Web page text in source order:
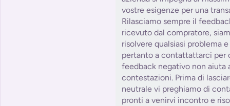
vostre esigenze per una
Rilasciamo sempre il
ricevuto dal compratore,
risolvere qualsiasi problema
pertanto a contattattarci per
feedback negativo non aiuta
contestazioni. Prima di
neutrale vi preghiamo di
pronti a venirvi incontro e